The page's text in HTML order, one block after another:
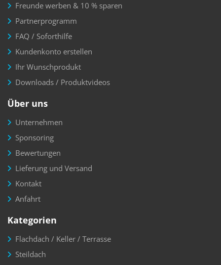
Freunde werben & 10 % sparen
Partnerprogramm
FAQ / Soforthilfe
Kundenkonto erstellen
Ihr Wunschprodukt
Downloads / Produktvideos
Über uns
Unternehmen
Sponsoring
Bewertungen
Lieferung und Versand
Kontakt
Anfahrt
Kategorien
Flachdach / Keller / Terrasse
Steildach